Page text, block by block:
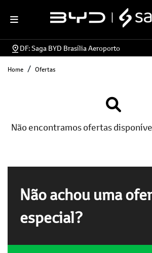
DF: Saga BYD Brasília Aeroporto
Home Ofertas
Não encontramos ofertas
Não achou uma
especial?